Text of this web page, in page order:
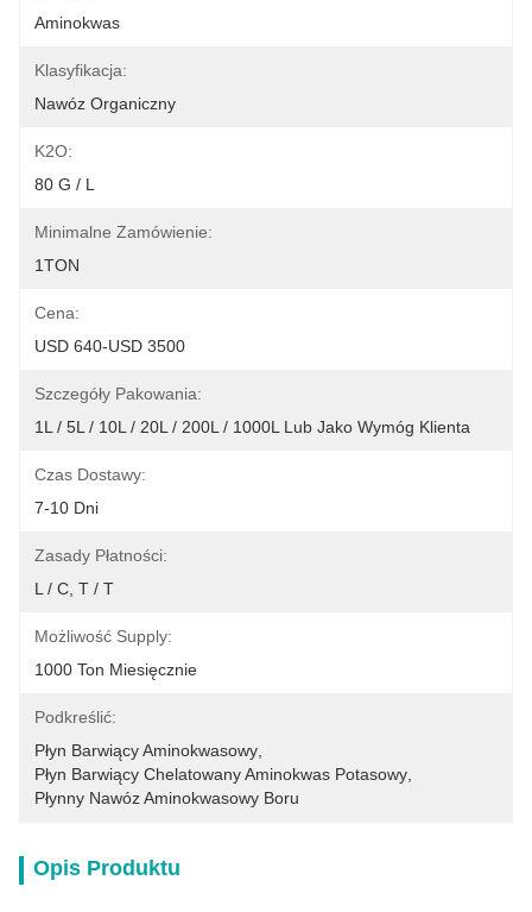
Aminokwas
Klasyfikacja:
Nawóz Organiczny
K2O:
80 G / L
Minimalne Zamówienie:
1TON
Cena:
USD 640-USD 3500
Szczegóły Pakowania:
1L / 5L / 10L / 20L / 200L / 1000L Lub Jako Wymóg Klienta
Czas Dostawy:
7-10 Dni
Zasady Płatności:
L / C, T / T
Możliwość Supply:
1000 Ton Miesięcznie
Podkreślić:
Płyn Barwiący Aminokwasowy
Płyn Barwiący Chelatowany Aminokwas Potasowy
Płynny Nawóz Aminokwasowy Boru
Opis Produktu